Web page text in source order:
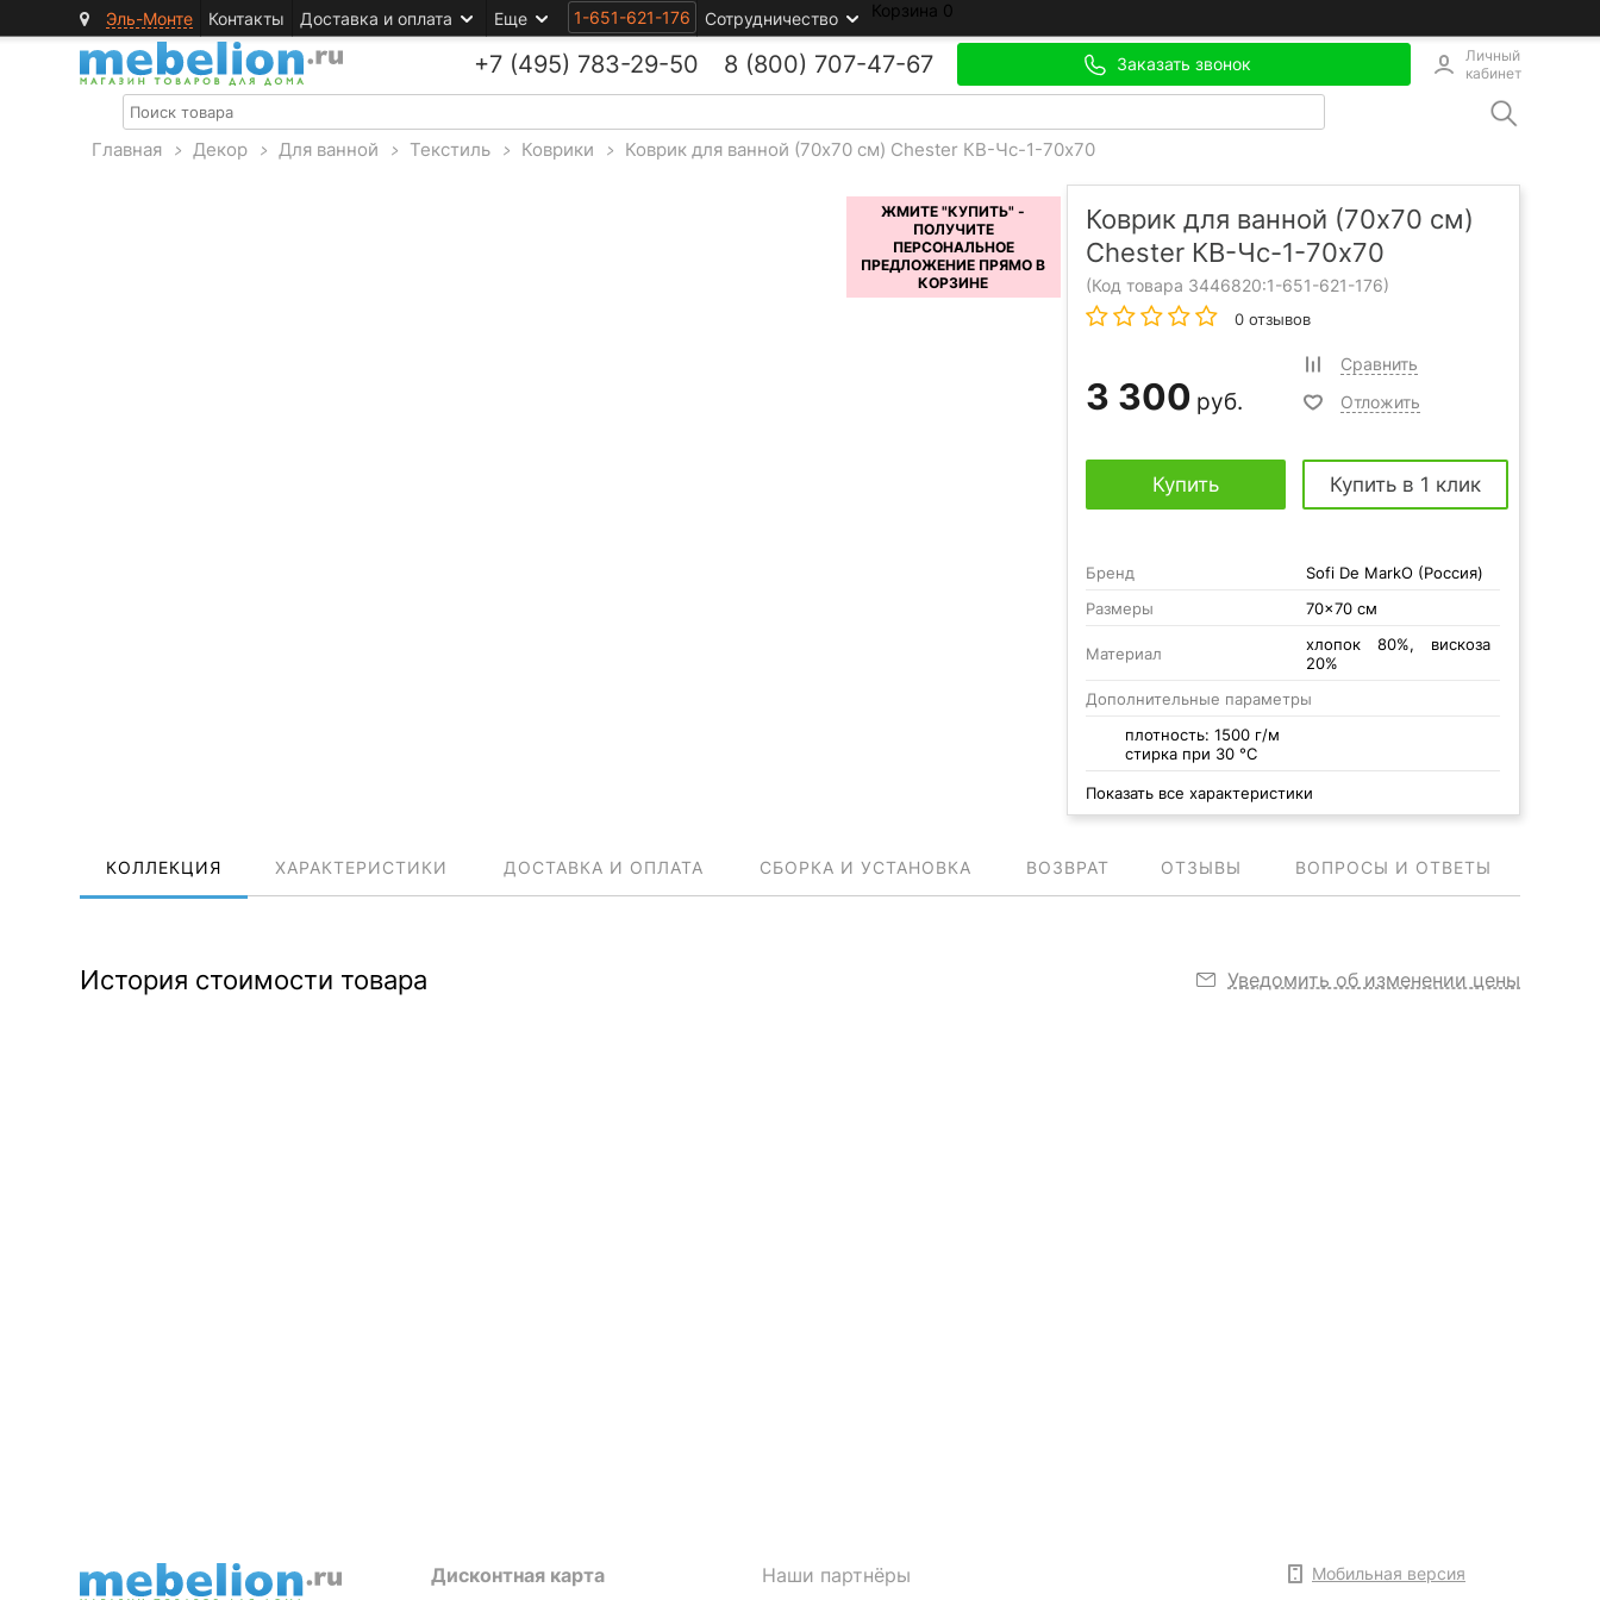
Эль-Монте Контакты Доставка и оплата Еще 1-651-621-176 Сотрудничество Корзина 0
+7 (495) 783-29-50 8 (800) 707-47-67 Заказать звонок
Личный
кабинет
Главная > Декор > Для ванной > Текстиль > Коврики > Коврик для ванной (70x70 см) Chester КВ-Чс-1-70х70
Коврик для ванной (70x70 см)
Chester КВ-Чс-1-70х70
(Код товара 3446820:1-651-621-176)
0 отзывов
3 300 руб.
Сравнить
Отложить
Купить Купить в 1 клик
Бренд
Sofi De MarkO (Россия)
Размеры
70x70 см
Материал
хлопок 80%, вискоза
20%
Дополнительные параметры
плотность: 1500 г/м
стирка при 30 °С
Показать все характеристики
КОЛЛЕКЦИЯ ХАРАКТЕРИСТИКИ ДОСТАВКА И ОПЛАТА СБОРКА И УСТАНОВКА ВОЗВРАТ ОТЗЫВЫ ВОПРОСЫ И ОТВЕТЫ
История стоимости товара Уведомить об изменении цены
Дисконтная карта
Наши партнёры
Мобильная версия